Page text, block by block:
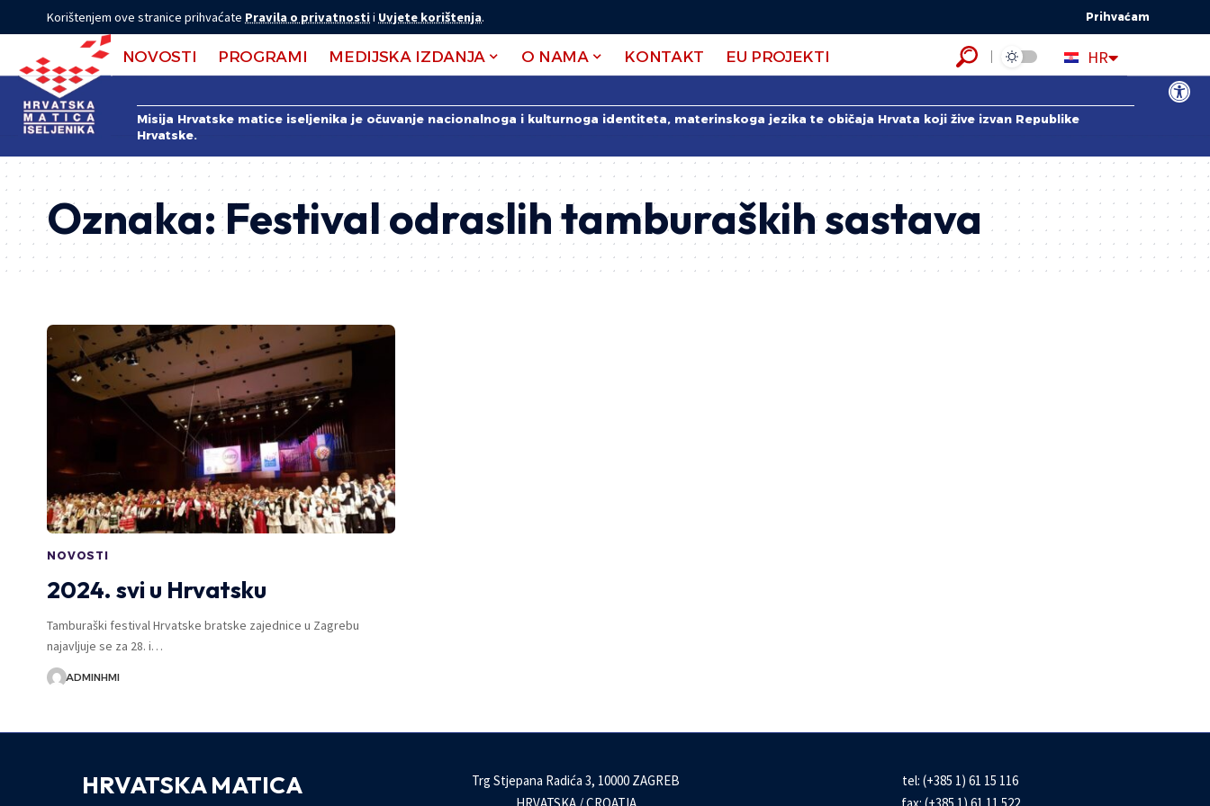
Open
Korištenjem ove stranice prihvaćate Pravila o privatnostii Uvjete korištenja. Prihvaćam
NOVOSTI PROGRAMI MEDIJSKA IZDANJA O NAMA KONTAKT EU PROJEKTI HR
EN
ES
Misija Hrvatske matice iseljenika je očuvanje nacionalnoga i kulturnoga identiteta, materinskoga jezika te običaja Hrvata koji žive izvan Republike
Hrvatske.
Oznaka:Festival odraslih tamburaških sastava
NOVOSTI
2024. svi u Hrvatsku
Tamburaški festival Hrvatske bratske zajednice u Zagrebu
najavljuje se za 28. i…
ADMINHMI
HRVATSKA MATICA
Trg Stjepana Radića 3, 10000 ZAGREB
tel: (+385 1) 61 15 116